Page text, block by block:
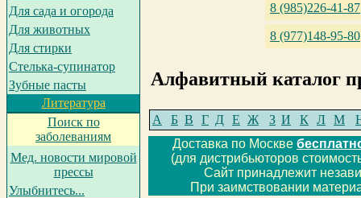
Для сада и огорода
Для животных
Для стирки
Cтелька-супинатор
Зубные пасты
Литература
Поиск по
заболеваниям
Мед. новости мировой
прессы
Улыбнитесь...
8 (985)226-41-87
8 (977)148-95-80
Алфавитный каталог
А Б В Г Д Е Ж З И К Л М
Доставка по Москве
(для дистрибьюторов
Сайт принадлежит
При заимствовании